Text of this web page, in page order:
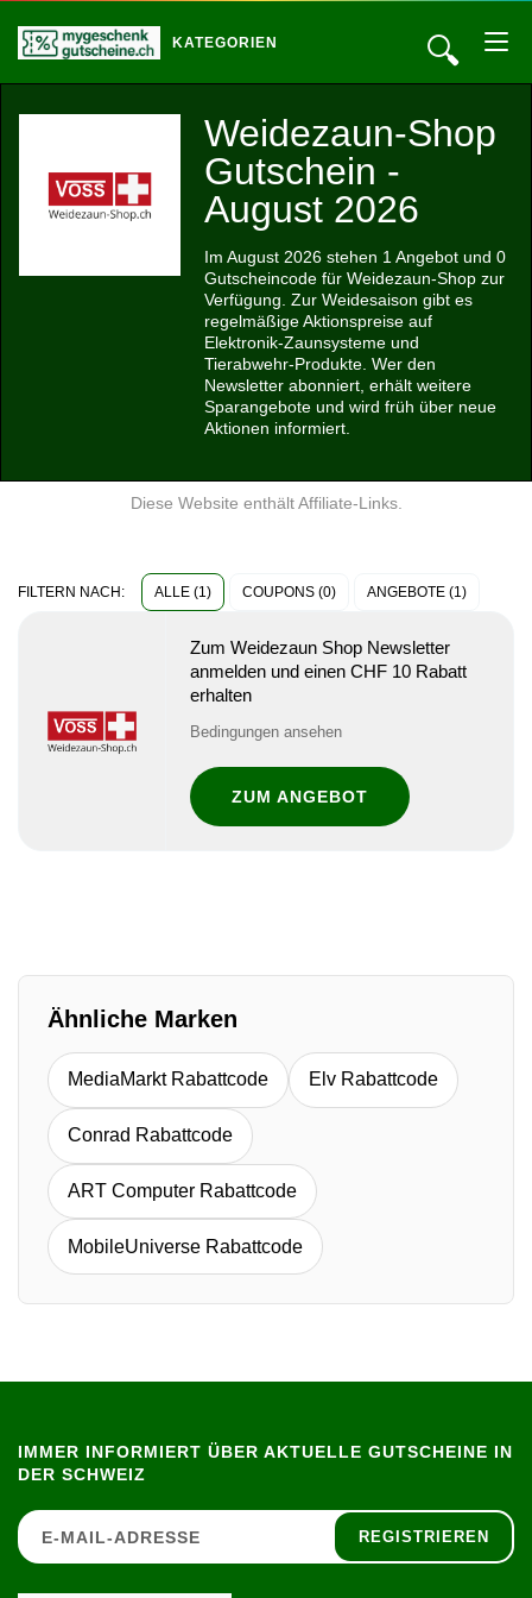
🔍
KATEGORIEN
Weidezaun-Shop
Gutschein -
August 2026
Im August 2026 stehen 1 Angebot und 0
Gutscheincode für Weidezaun-Shop zur
Verfügung. Zur Weidesaison gibt es
regelmäßige Aktionspreise auf
Elektronik-Zaunsysteme und
Tierabwehr-Produkte. Wer den
Newsletter abonniert, erhält weitere
Sparangebote und wird früh über neue
Aktionen informiert.
Diese Website enthält Affiliate-Links.
FILTERN NACH: ALLE (1) COUPONS (0) ANGEBOTE (1)
Zum Weidezaun Shop Newsletter
anmelden und einen CHF 10 Rabatt
erhalten
Bedingungen ansehen
ZUM ANGEBOT
Ähnliche Marken
MediaMarkt Rabattcode Elv Rabattcode
Conrad Rabattcode
ART Computer Rabattcode
MobileUniverse Rabattcode
IMMER INFORMIERT ÜBER AKTUELLE GUTSCHEINE IN
DER SCHWEIZ
REGISTRIEREN